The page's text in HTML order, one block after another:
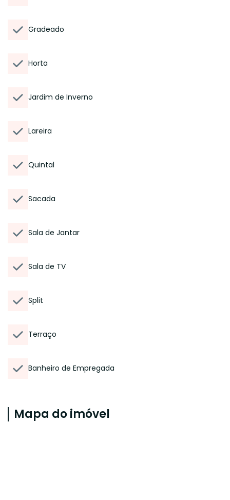
Gradeado
Horta
Jardim de Inverno
Lareira
Quintal
Sacada
Sala de Jantar
Sala de TV
Split
Terraço
Banheiro de Empregada
Mapa do imóvel